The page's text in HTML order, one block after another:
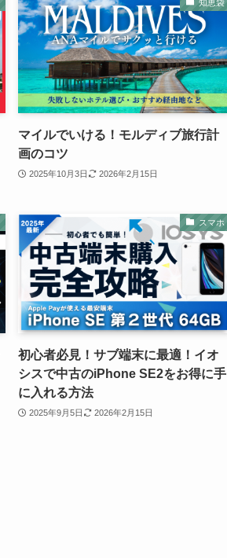
知恵袋
マイルでいける！モルディブ旅行計
画のコツ
2025年10月3日 2026年2月15日
スマホ
初心者必見！サブ端末に最適！イオ
シスで中古のiPhone SE2をお得に手
に入れる方法
2025年9月5日 2026年2月15日